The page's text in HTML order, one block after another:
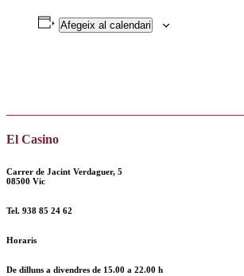
Afegeix al calendari
El Casino
Carrer de Jacint Verdaguer, 5
08500 Vic
Tel. 938 85 24 62
Horaris
De dilluns a divendres de 15.00 a 22.00 h